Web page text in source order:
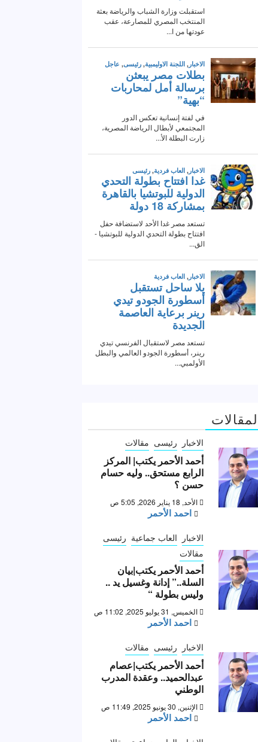
الاخبار رئيسى مقالات
أحمد الأحمر يكتب| المركز
الرابع مستحق.. وليه حسام
حسن ؟
الأحد, 18 يناير 2026, 5:05 ص
احمد الأحمر
الاخبار العاب جماعية رئيسى
مقالات
أحمد الأحمر يكتب|بيان
السلة..” إدانة وغسيل يد ..
وليس بطولة “
الخميس, 31 يوليو 2025, 11:02 ص
احمد الأحمر
الاخبار رئيسى مقالات
أحمد الأحمر يكتب|عصام
عبدالحميد.. وعقدة المدرب
الوطني
الإثنين, 30 يونيو 2025, 11:49 ص
احمد الأحمر